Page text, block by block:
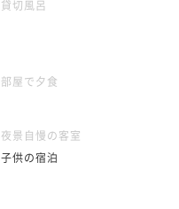
貸切風呂
部屋で夕食
夜景自慢の客室
子供の宿泊